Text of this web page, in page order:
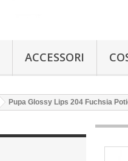
ACCESSORI
Pupa Glossy Lips 204 Fuchsia